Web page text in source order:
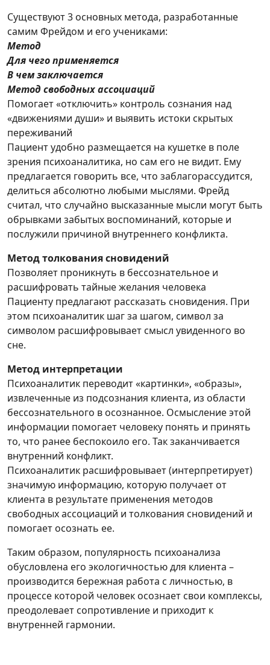
Существуют 3 основных метода, разработанные
самим Фрейдом и его учениками:
Метод
Для чего применяется
В чем заключается
Метод свободных ассоциаций
Помогает «отключить» контроль сознания над
«движениями души» и выявить истоки скрытых
переживаний
Пациент удобно размещается на кушетке в поле
зрения психоаналитика, но сам его не видит. Ему
предлагается говорить все, что заблагорассудится,
делиться абсолютно любыми мыслями. Фрейд
считал, что случайно высказанные мысли могут быть
обрывками забытых воспоминаний, которые и
послужили причиной внутреннего конфликта.
Метод толкования сновидений
Позволяет проникнуть в бессознательное и
расшифровать тайные желания человека
Пациенту предлагают рассказать сновидения. При
этом психоаналитик шаг за шагом, символ за
символом расшифровывает смысл увиденного во
сне.
Метод интерпретации
Психоаналитик переводит «картинки», «образы»,
извлеченные из подсознания клиента, из области
бессознательного в осознанное. Осмысление этой
информации помогает человеку понять и принять
то, что ранее беспокоило его. Так заканчивается
внутренний конфликт.
Психоаналитик расшифровывает (интерпретирует)
значимую информацию, которую получает от
клиента в результате применения методов
свободных ассоциаций и толкования сновидений и
помогает осознать ее.
Таким образом, популярность психоанализа
обусловлена его экологичностью для клиента –
производится бережная работа с личностью, в
процессе которой человек осознает свои комплексы,
преодолевает сопротивление и приходит к
внутренней гармонии.